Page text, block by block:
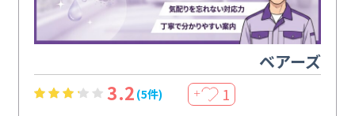
ベアーズ
3.2 (5件) ＋ 1